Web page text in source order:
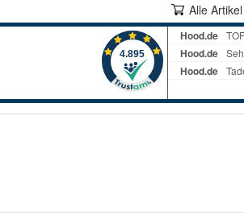
Alle Artikel